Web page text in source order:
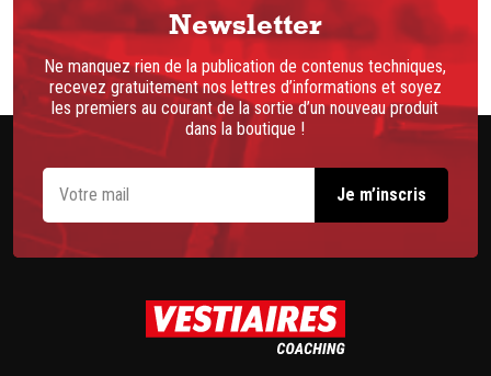
Newsletter
Ne manquez rien de la publication de contenus techniques,
recevez gratuitement nos lettres d’informations et soyez
les premiers au courant de la sortie d’un nouveau produit
dans la boutique !